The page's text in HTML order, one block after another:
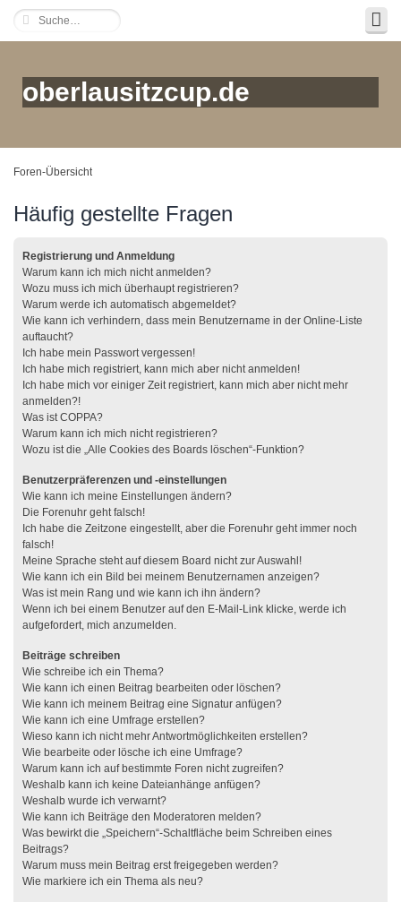
oberlausitzcup.de
Foren-Übersicht
Häufig gestellte Fragen
Registrierung und Anmeldung
Warum kann ich mich nicht anmelden?
Wozu muss ich mich überhaupt registrieren?
Warum werde ich automatisch abgemeldet?
Wie kann ich verhindern, dass mein Benutzername in der Online-Liste
auftaucht?
Ich habe mein Passwort vergessen!
Ich habe mich registriert, kann mich aber nicht anmelden!
Ich habe mich vor einiger Zeit registriert, kann mich aber nicht mehr
anmelden?!
Was ist COPPA?
Warum kann ich mich nicht registrieren?
Wozu ist die „Alle Cookies des Boards löschen“-Funktion?
Benutzerpräferenzen und -einstellungen
Wie kann ich meine Einstellungen ändern?
Die Forenuhr geht falsch!
Ich habe die Zeitzone eingestellt, aber die Forenuhr geht immer noch
falsch!
Meine Sprache steht auf diesem Board nicht zur Auswahl!
Wie kann ich ein Bild bei meinem Benutzernamen anzeigen?
Was ist mein Rang und wie kann ich ihn ändern?
Wenn ich bei einem Benutzer auf den E-Mail-Link klicke, werde ich
aufgefordert, mich anzumelden.
Beiträge schreiben
Wie schreibe ich ein Thema?
Wie kann ich einen Beitrag bearbeiten oder löschen?
Wie kann ich meinem Beitrag eine Signatur anfügen?
Wie kann ich eine Umfrage erstellen?
Wieso kann ich nicht mehr Antwortmöglichkeiten erstellen?
Wie bearbeite oder lösche ich eine Umfrage?
Warum kann ich auf bestimmte Foren nicht zugreifen?
Weshalb kann ich keine Dateianhänge anfügen?
Weshalb wurde ich verwarnt?
Wie kann ich Beiträge den Moderatoren melden?
Was bewirkt die „Speichern“-Schaltfläche beim Schreiben eines
Beitrags?
Warum muss mein Beitrag erst freigegeben werden?
Wie markiere ich ein Thema als neu?